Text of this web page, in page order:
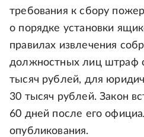
требования к сбору
о порядке установки
правилах извлечения
должностных лиц штраф
тысяч рублей, для
30 тысяч рублей. Закон
60 дней после его
опубликования.